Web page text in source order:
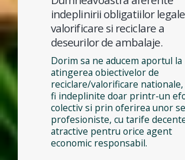
indeplinirii obligatiilor
valorificare si reciclare a
deseurilor de ambalaje.
Dorim sa ne aducem aportul la
atingerea obiectivelor de
reciclare/valorificare
fi indeplinite doar printr-un
colectiv si prin oferirea unor
profesioniste, cu tarife
atractive pentru orice agent
economic responsabil.